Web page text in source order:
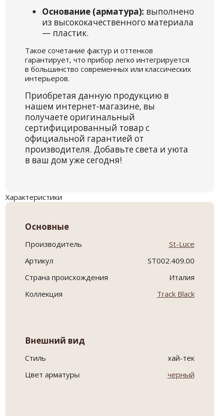
Основание (арматура): выполнено
из высококачественного материала
— пластик.
Такое сочетание фактур и оттенков
гарантирует, что прибор легко интегрируется
в большинство современных или классических
интерьеров.
Приобретая данную продукцию в
нашем интернет-магазине, вы
получаете оригинальный
сертифицированный товар с
официальной гарантией от
производителя. Добавьте света и уюта
в ваш дом уже сегодня!
Характеристики
Основные
Производитель
St-Luce
Артикул
ST002.409.00
Страна происхождения
Италия
Коллекция
Track Black
Внешний вид
Стиль
хай-тек
Цвет арматуры
черный